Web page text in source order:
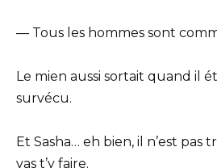
— Tous les hommes sont
Le mien aussi sortait quand il
survécu.
Et Sasha… eh bien, il n’est pas
vas t’y faire.